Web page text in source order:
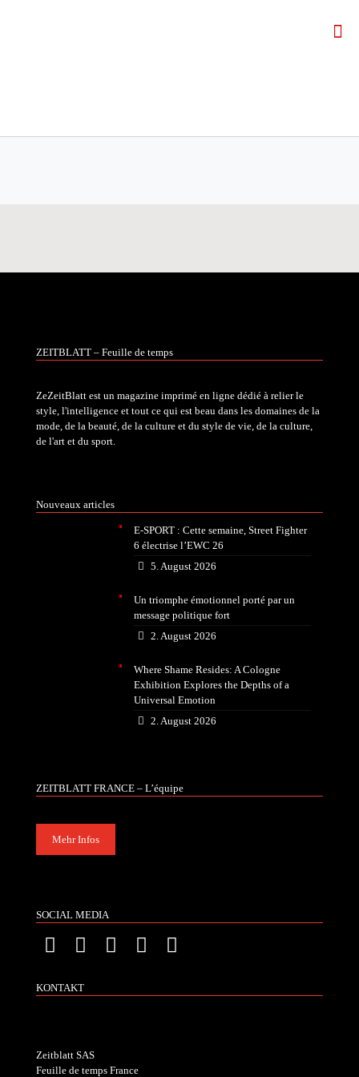
ZEITBLATT – Feuille de temps
ZeZeitBlatt est un magazine imprimé en ligne dédié à relier le
style, l'intelligence et tout ce qui est beau dans les domaines de la
mode, de la beauté, de la culture et du style de vie, de la culture,
de l'art et du sport.
Nouveaux articles
E-SPORT : Cette semaine, Street Fighter
6 électrise l’EWC 26
5. August 2026
Un triomphe émotionnel porté par un
message politique fort
2. August 2026
Where Shame Resides: A Cologne
Exhibition Explores the Depths of a
Universal Emotion
2. August 2026
ZEITBLATT FRANCE – L’équipe
Mehr Infos
SOCIAL MEDIA
KONTAKT
Zeitblatt SAS
Feuille de temps France